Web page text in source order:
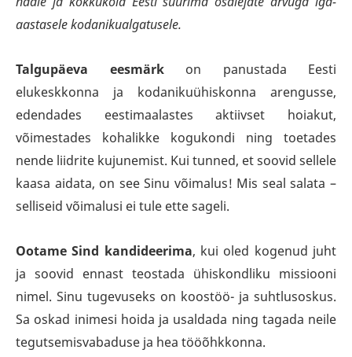
aastasele kodanikualgatusele.
Talgupäeva eesmärk on panustada Eesti
elukeskkonna ja kodanikuühiskonna arengusse,
edendades eestimaalastes aktiivset hoiakut,
võimestades kohalikke kogukondi ning toetades
nende liidrite kujunemist. Kui tunned, et soovid sellele
kaasa aidata, on see Sinu võimalus! Mis seal salata –
selliseid võimalusi ei tule ette sageli.
Ootame Sind kandideerima, kui oled kogenud juht
ja soovid ennast teostada ühiskondliku missiooni
nimel. Sinu tugevuseks on koostöö- ja suhtlusoskus.
Sa oskad inimesi hoida ja usaldada ning tagada neile
tegutsemisvabaduse ja hea tööõhkkonna.